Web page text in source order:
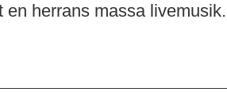
herrans massa livemusik.